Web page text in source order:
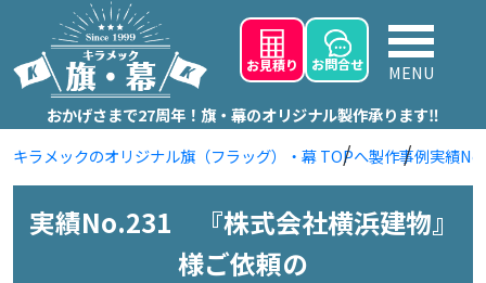
お見積り お問合せ
MENU
おかげさまで27周年！旗・幕のオリジナル製作承ります‼
キラメックのオリジナル旗（フラッグ）・幕 TOPへ製作事例実績
実績No.231 『株式会社横浜建物』
様ご依頼の